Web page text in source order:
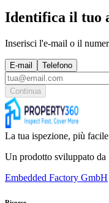
Identifica il tuo
Inserisci l'e-mail o il
E-mail Telefono
Continua
La tua ispezione, più
Un prodotto sviluppato da
Embedded Factory GmbH